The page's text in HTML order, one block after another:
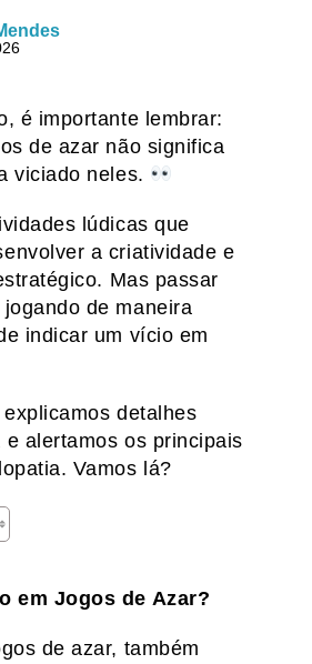
é importante lembrar:
de azar não significa
viciado neles.
lúdicas que
a criatividade e
Mas passar
de maneira
indicar um vício em
detalhes
e alertamos os principais
Vamos lá?
em Jogos de Azar?
de azar, também